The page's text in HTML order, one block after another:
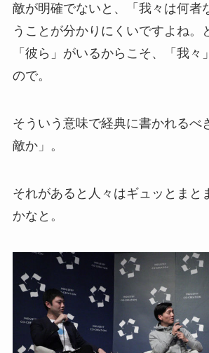
敵が明確でないと、「我々は何者
うことが分かりにくいですよね。
「彼ら」がいるからこそ、「我々
ので。
そういう意味で経典に書かれるべ
敵か」。
それがあると人々はギュッとまと
かなと。